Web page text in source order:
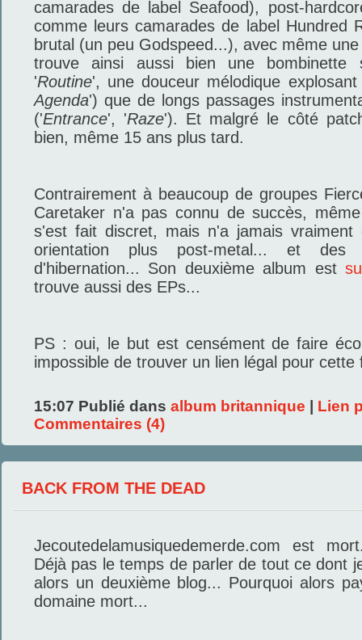
camarades de label Seafood), post-
comme leurs camarades de label Hundred
brutal (un peu Godspeed...), avec même
trouve ainsi aussi bien une bombinette
'Routine', une douceur mélodique
Agenda') que de longs passages
('Entrance', 'Raze'). Et malgré le côté
bien, même 15 ans plus tard.
Contrairement à beaucoup de groupes
Caretaker n'a pas connu de succès,
s'est fait discret, mais n'a jamais vraiment
orientation plus post-metal... et des
d'hibernation... Son deuxième album est
trouve aussi des EPs...
PS : oui, le but est censément de faire
impossible de trouver un lien légal pour cette
15:07 Publié dans album britannique
Lien
Commentaires (4)
BACK FROM THE DEAD
Jecoutedelamusiquedemerde.com est
Déjà pas le temps de parler de tout ce dont
alors un deuxième blog... Pourquoi alors
domaine mort...